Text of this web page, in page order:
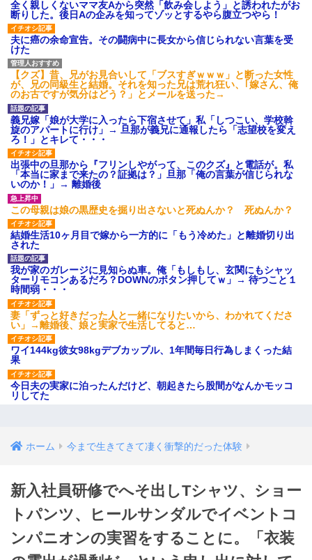
全く親しくないママ友Aから突然「飲み会しよう」と誘われたがお
断りした。後日Aの企みを知ってゾッとするやら腹立つやら！
夫に癌の余命宣告。その闘病中に長女から信じられない言葉を受
けた
【クズ】昔、兄がお見合いして「ブスすぎｗｗｗ」と断った女性
が、兄の同級生と結婚。それを知った兄は荒れ狂い、｢嫁さん、俺
のお古ですが気分はどう？」とメールを送った→
義兄嫁「娘が大学に入ったら下宿させて」私「しつこい、学校斡
旋のアパートに行け」→ 旦那が義兄に通報したら「志望校を変え
ろ！」とキレて・・・
出張中の旦那から『フリンしやがって、このクズ』と電話が。私
「本当に家まで来たの？証拠は？」旦那「俺の言葉が信じられな
いのか！」→ 離婚後
この母親は娘の黒歴史を掘り出さないと死ぬんか？ 死ぬんか？
結婚生活10ヶ月目で嫁から一方的に「もう冷めた」と離婚切り出
された
我が家のガレージに見知らぬ車。俺「もしもし、玄関にもシャッ
ターリモコンあるだろ？DOWNのボタン押してｗ」→ 待つこと１
時間弱・・・
妻「ずっと好きだった人と一緒になりたいから、わかれてくださ
い」→離婚後、娘と実家で生活してると…
ワイ144kg彼女98kgデブカップル、1年間毎日行為しまくった結
果
今日夫の実家に泊ったんだけど、朝起きたら股間がなんかモッコ
リしてた
ホーム 今まで生きてきて凄く衝撃的だった体験
新入社員研修でへそ出しTシャツ、ショー
トパンツ、ヒールサンダルでイベントコ
ンパニオンの実習をすることに。「衣装